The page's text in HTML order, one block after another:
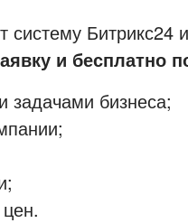
Битрикс24
и бесплатно
задачами бизнеса;